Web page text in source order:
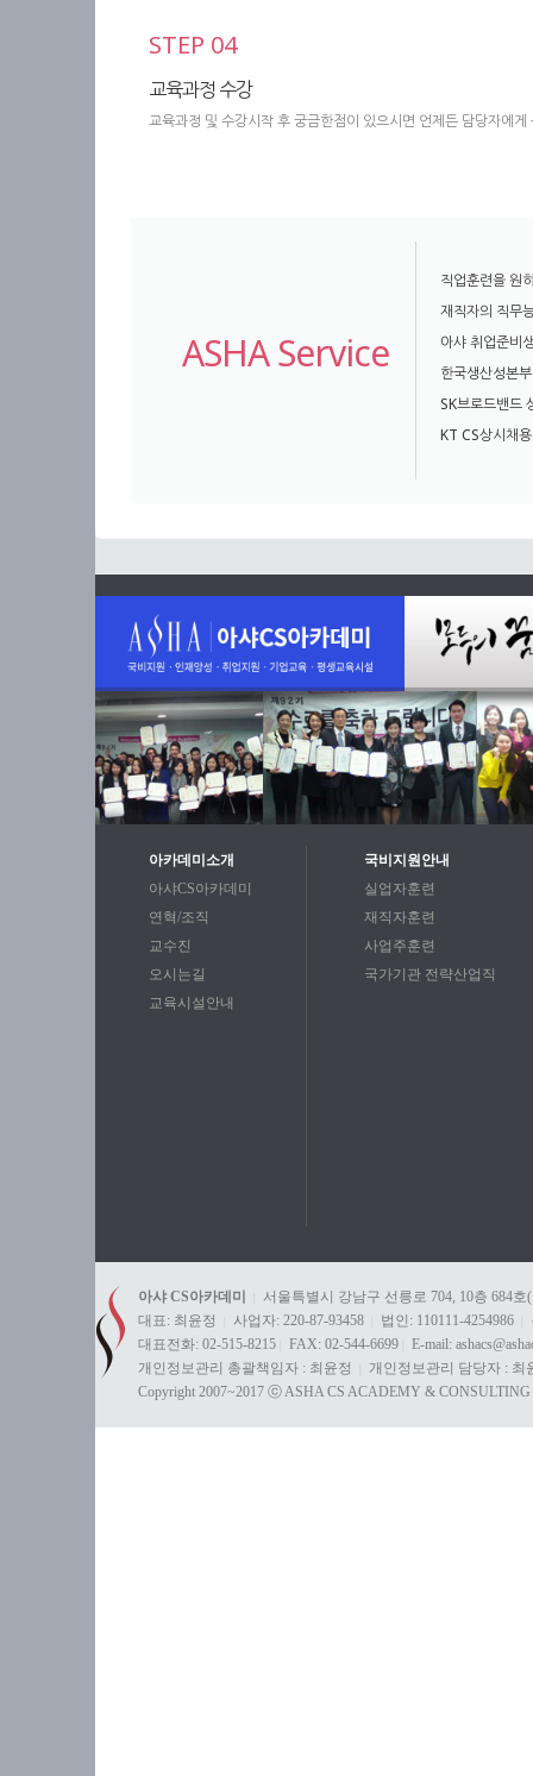
STEP 04
교육과정 수강
교육과정 및 수강시작 후 궁금한점이 있으시면 언제든 담당자에
ASHA Service
직업훈련을 원
재직자의 직무
아샤 취업준비
한국생산성본
SK브로드밴드
KT CS상시채
아카데미소개
아샤CS아카데미
연혁/조직
교수진
오시는길
교육시설안내
국비지원안내
실업자훈련
재직자훈련
사업주훈련
국가기관 전략산업직
아샤 CS아카데미
서울특별시 강남구 선릉로 704, 10층 684
대표: 최윤정
사업자: 220-87-93458 법인: 110111-4254986
대표전화: 02-515-8215
FAX: 02-544-6699
E-mail:
개인정보관리 총괄책임자 : 최윤정
개인정보관리 담당자 : 최
Copyright 2007~2017 ⓒ ASHA CS ACADEMY & CONSULTING